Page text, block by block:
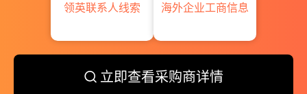
领英联系人线索
海外企业工商信息
立即查看采购商详情